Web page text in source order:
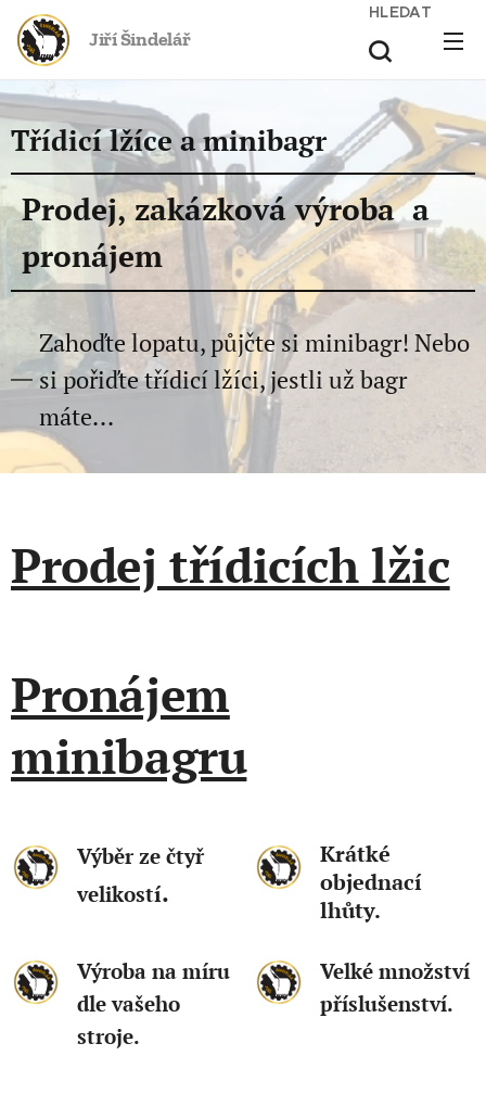
Jiří Šindelář
HLEDAT
Třídicí lžíce a minibagr
Prodej,zakázková výroba a
pronájem
Zahoďte lopatu, půjčte si minibagr! Nebo
si pořiďte třídicí lžíci, jestli už bagr
máte...
Prodej třídicích lžic
Pronájem
minibagru
Výběr ze čtyř
velikostí.
Krátké
objednací
lhůty.
Výroba na míru
dle vašeho
stroje.
Velké množství
příslušenství.